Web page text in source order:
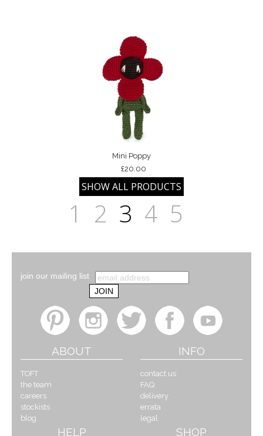
Mini Poppy
£20.00
1 2 3 4 5
join our mailing list
ABOUT
TOFT
the team
careers
stockists
blog
INFO
contact us
FAQ
delivery
errata
legal
HELP SHOP